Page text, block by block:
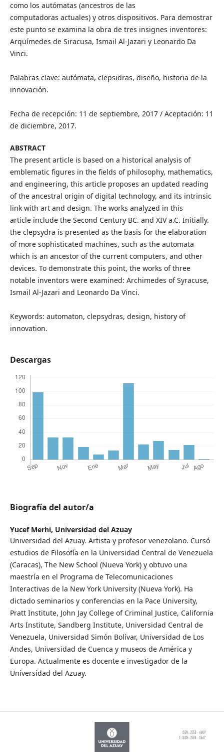
como los autómatas (ancestros de las
computadoras actuales) y otros dispositivos. Para demostrar
este punto se examina la obra de tres insignes inventores:
Arquímedes de Siracusa, Ismail Al-Jazari y Leonardo Da
Vinci.
Palabras clave:​ autómata, clepsidras, diseño, historia de la
innovación.
Fecha de recepción: 11 de septiembre, 2017 / Aceptación: 11
de diciembre, 2017.
ABSTRACT
The present article is based on a historical analysis of
emblematic figures in the fields of philosophy, mathematics,
and engineering, this article proposes an updated reading
of the ancestral origin of digital technology, and its intrinsic
link with art and design. ​The works analyzed in this
article include the Second Century BC. and XIV a.C. Initially.
the clepsydra is presented as the basis for the elaboration
of more sophisticated machines, such as the automata
which is an ancestor of the current computers, and other
devices. To demonstrate this point, the works of three
notable inventors were examined: Archimedes of Syracuse,
Ismail Al-Jazari and Leonardo Da Vinci.
Keywords:​ automaton, ​clepsydras, design, history of
innovation.
Descargas
Biografía del autor/a
Yucef Merhi, Universidad del Azuay
Universidad del Azuay. Artista y profesor venezolano. Cursó
estudios de Filosofía en la Universidad Central de Venezuela
(Caracas), The New School (Nueva York) y obtuvo una
maestría en el Programa de Telecomunicaciones
Interactivas de la New York University (Nueva York). Ha
dictado seminarios y conferencias en la Pace University,
Pratt Institute, John Jay College of Criminal Justice, California
Arts Institute, Sandberg Institute, Universidad Central de
Venezuela, Universidad Simón Bolívar, Universidad de Los
Andes, Universidad de Cuenca y museos de América y
Europa. Actualmente es docente e investigador de la
Universidad del Azuay.